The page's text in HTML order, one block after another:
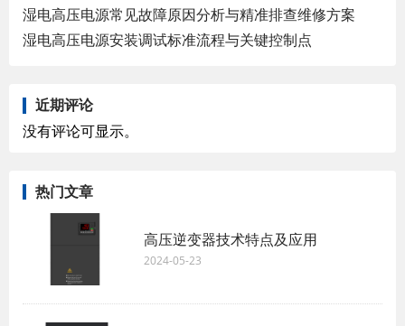
湿电高压电源常见故障原因分析与精准排查维修方案
湿电高压电源安装调试标准流程与关键控制点
近期评论
没有评论可显示。
热门文章
高压逆变器技术特点及应用
2024-05-23